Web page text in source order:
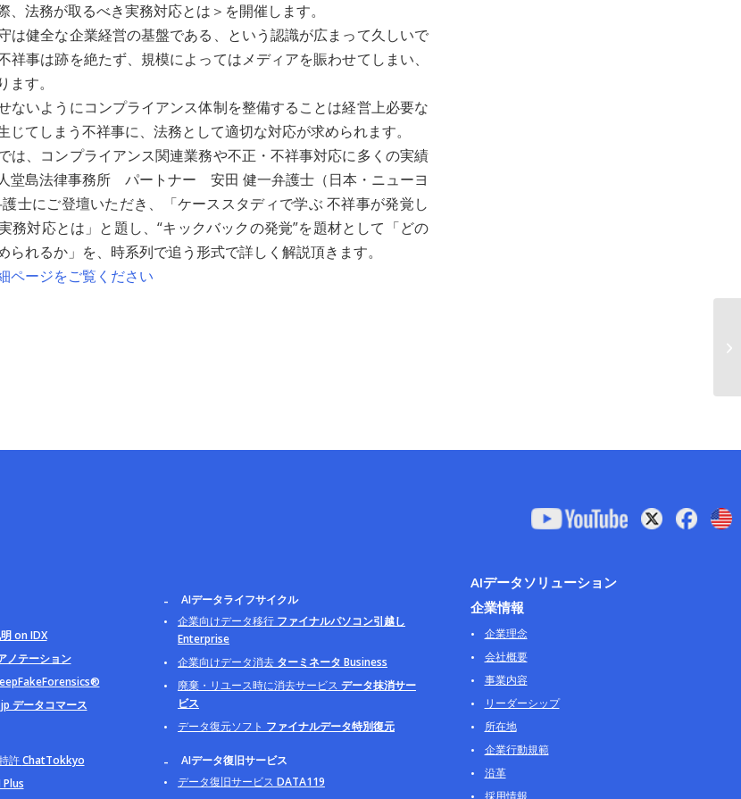
法務が取るべき実務対応とは＞を開催します。
は健全な企業経営の基盤である、という認識が広まって久しいで
祥事は跡を絶たず、規模によってはメディアを賑わせてしまい、
す。
ないようにコンプライアンス体制を整備することは経営上必要な
じてしまう不祥事に、法務として適切な対応が求められます。
は、コンプライアンス関連業務や不正・不祥事対応に多くの実績
堂島法律事務所 パートナー 安田 健一弁護士（日本・ニューヨ
士にご登壇いただき、「ケーススタディで学ぶ 不祥事が発覚し
務対応とは」と題し、“キックバックの発覚”を題材として「どの
られるか」を、時系列で追う形式で詳しく解説頂きます。
ページをご覧ください
on IDX
ノテーション
データコマース
許ChatTokkyo
Plus
AIデータライフサイクル
企業向けデータ移行 ファイナルパソコン引越し
Enterprise
企業向けデータ消去 ターミネータ Business
廃棄・リユース時に消去サービス データ抹消サー
ビス
データ復元ソフト ファイナルデータ特別復元
AIデータ復旧サービス
データ復旧サービス DATA119
AIデータソリューション
企業情報
企業理念
会社概要
事業内容
リーダーシップ
所在地
企業行動規範
沿革
採用情報